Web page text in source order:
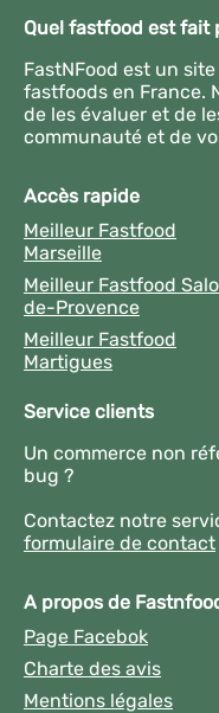
Quel fastfood est fait
FastNFood est un
fastfoods en France.
de les évaluer et de
communauté et de
Accès rapide
Meilleur Fastfood
Marseille
Meilleur Fastfood
de-Provence
Meilleur Fastfood
Martigues
Service clients
Un commerce non
bug ?
Contactez notre
formulaire de contact
A propos de
Page Facebok
Charte des avis
Mentions légales